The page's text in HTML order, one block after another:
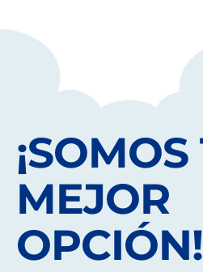
¡SOMOS
MEJOR
OPCIÓN!